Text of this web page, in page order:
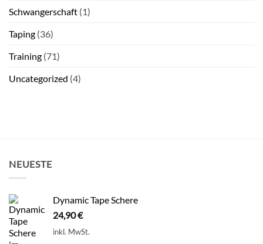
Schwangerschaft (1)
Taping (36)
Training (71)
Uncategorized (4)
NEUESTE
Dynamic Tape Schere
24,90€
inkl. MwSt.